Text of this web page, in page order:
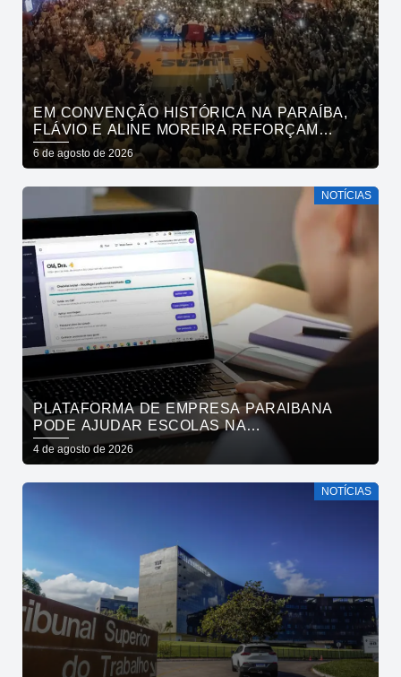
EM CONVENÇÃO HISTÓRICA NA PARAÍBA,
FLÁVIO E ALINE MOREIRA REFORÇAM
APOIO À CONTINUIDADE DO ATUAL
PROJETO POLÍTICO NO ESTADO
6 de agosto de 2026
NOTÍCIAS
PLATAFORMA DE EMPRESA PARAIBANA
PODE AJUDAR ESCOLAS NA
IDENTIFICAÇÃO PRECOCE DE SINAIS DE
NEURODIVERGÊNCIA
4 de agosto de 2026
NOTÍCIAS